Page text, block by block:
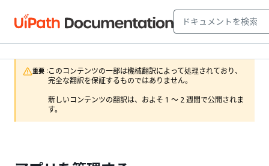
重要 :このコンテンツの一部は機械翻訳によって処理されており、
完全な翻訳を保証するものではありません。
新しいコンテンツの翻訳は、およそ 1 ～ 2 週間で公開されま
す。